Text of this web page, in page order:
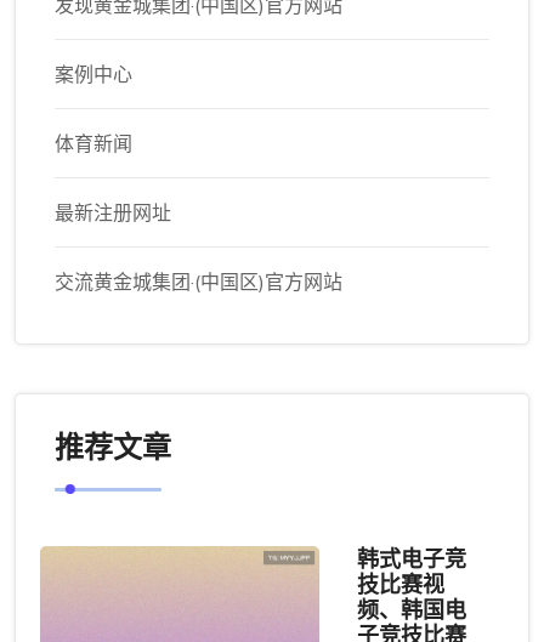
发现黄金城集团·(中国区)官方网站
案例中心
体育新闻
最新注册网址
交流黄金城集团·(中国区)官方网站
推荐文章
韩式电子竞
技比赛视
频、韩国电
子竞技比赛